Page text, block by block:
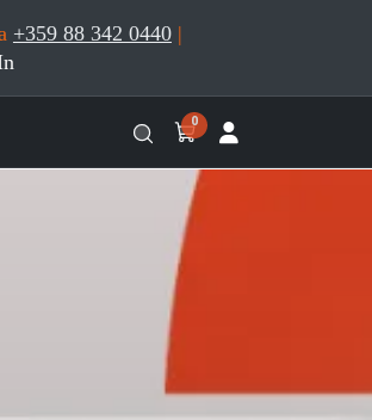
+359 88 342 0440|
0
ЗА ПОРЪЧКИ